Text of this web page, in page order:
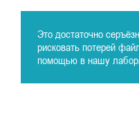
Это достаточно
рисковать потерей
помощью в нашу